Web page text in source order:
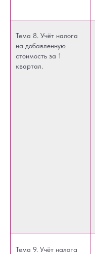
Тема 8. Учёт налога
на добавленную
стоимость за 1
квартал.
Тема 9. Учёт налога